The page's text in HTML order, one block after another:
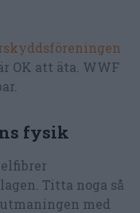
OK att äta. WWF
fysik
Titta noga så
med